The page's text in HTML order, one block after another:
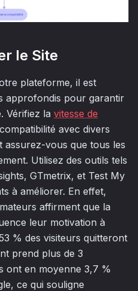
le Site
plateforme, il est
approfondis pour garantir
Vérifiez la vitesse de
avec divers
assurez-vous que tous les
Utilisez des outils tels
GTmetrix, et Test My
à améliorer. En effet,
affirment que la
leur motivation à
% des visiteurs quitteront
prend plus de 3
ont en moyenne 3,7 %
ce qui souligne